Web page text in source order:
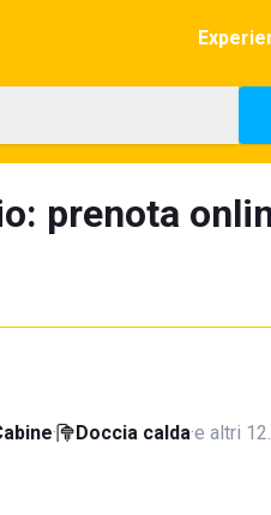
prenota
· Doccia calda·e altri